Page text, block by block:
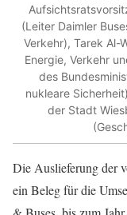
(Leiter Daimler
Verkehr), Tarek Al-
Energie, Verkehr
des
nukleare
der Stadt
Die Auslieferung der
ein Beleg für die